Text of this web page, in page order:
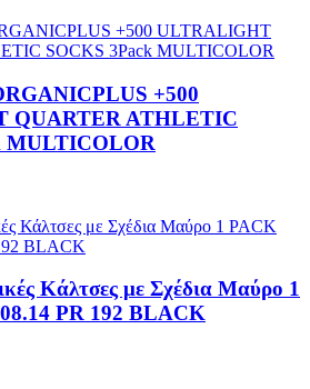
+500
QUARTER ATHLETIC
MULTICOLOR
Κάλτσες με Σχέδια Μαύρο 1
PR 192 BLACK